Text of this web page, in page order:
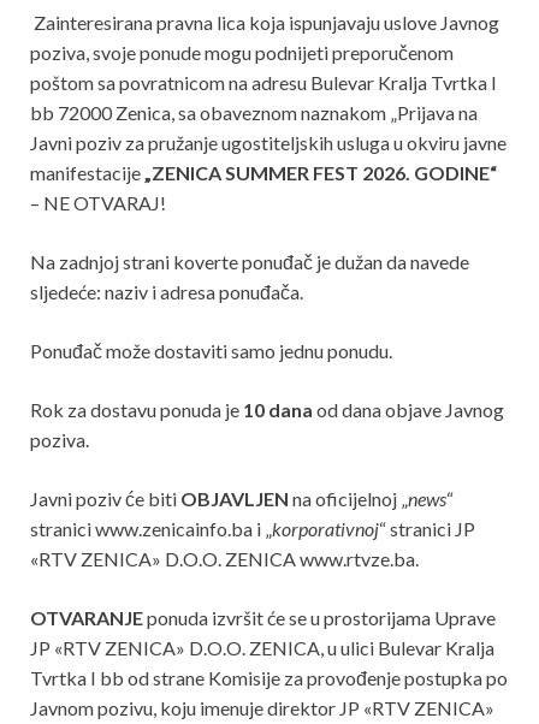
Zainteresirana pravna lica koja ispunjavaju uslove Javnog
poziva, svoje ponude mogu podnijeti preporučenom
poštom sa povratnicom na adresu Bulevar Kralja Tvrtka I
bb 72000 Zenica, sa obaveznom naznakom „Prijava na
Javni poziv za pružanje ugostiteljskih usluga u okviru javne
manifestacije„ZENICA SUMMER FEST 2026. GODINE“
– NE OTVARAJ!
Na zadnjoj strani koverte ponuđač je dužan da navede
sljedeće: naziv i adresa ponuđača.
Ponuđač može dostaviti samo jednu ponudu.
Rok za dostavu ponuda je 10 dana od dana objave Javnog
poziva.
Javni poziv će biti OBJAVLJEN na oficijelnoj „news“
stranici www.zenicainfo.ba i „korporativnoj“ stranici JP
«RTV ZENICA» D.O.O. ZENICA www.rtvze.ba.
OTVARANJEponuda izvršit će se u prostorijama Uprave
JP «RTV ZENICA» D.O.O. ZENICA, u ulici Bulevar Kralja
Tvrtka I bb od strane Komisije za provođenje postupka po
Javnom pozivu, koju imenuje direktor JP «RTV ZENICA»